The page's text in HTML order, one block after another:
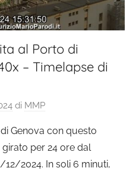
al Porto di
– Timelapse di
di MMP
Genova con questo
per 24 ore dal
12/2024. In soli 6 minuti,